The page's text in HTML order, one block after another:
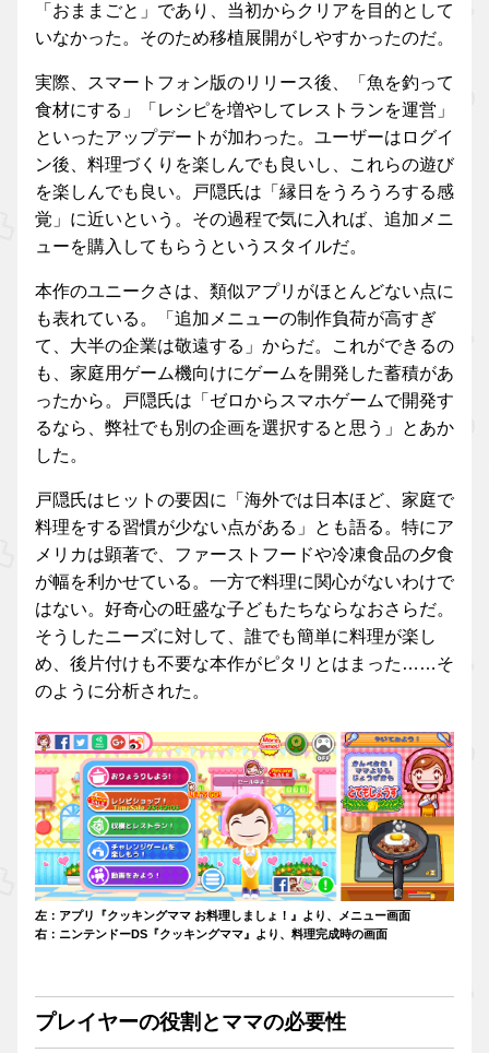
「おままごと」であり、当初からクリアを目的として
いなかった。そのため移植展開がしやすかったのだ。
実際、スマートフォン版のリリース後、「魚を釣って
食材にする」「レシピを増やしてレストランを運営」
といったアップデートが加わった。ユーザーはログイ
ン後、料理づくりを楽しんでも良いし、これらの遊び
を楽しんでも良い。戸隠氏は「縁日をうろうろする感
覚」に近いという。その過程で気に入れば、追加メニ
ューを購入してもらうというスタイルだ。
本作のユニークさは、類似アプリがほとんどない点に
も表れている。「追加メニューの制作負荷が高すぎ
て、大半の企業は敬遠する」からだ。これができるの
も、家庭用ゲーム機向けにゲームを開発した蓄積があ
ったから。戸隠氏は「ゼロからスマホゲームで開発す
るなら、弊社でも別の企画を選択すると思う」とあか
した。
戸隠氏はヒットの要因に「海外では日本ほど、家庭で
料理をする習慣が少ない点がある」とも語る。特にア
メリカは顕著で、ファーストフードや冷凍食品の夕食
が幅を利かせている。一方で料理に関心がないわけで
はない。好奇心の旺盛な子どもたちならなおさらだ。
そうしたニーズに対して、誰でも簡単に料理が楽し
め、後片付けも不要な本作がピタリとはまった……そ
のように分析された。
左：アプリ『クッキングママ お料理しましょ！』より、メニュー画面
右：ニンテンドーDS『クッキングママ』より、料理完成時の画面
プレイヤーの役割とママの必要性